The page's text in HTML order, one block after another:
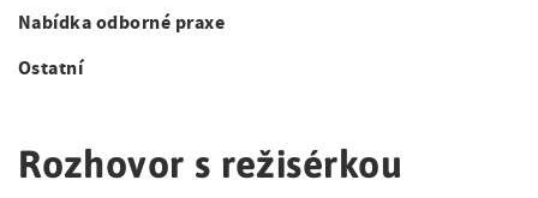
Rozhovor s režisérkou
i
o
Nabídka odborné praxe
Ostatní